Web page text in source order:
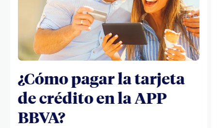
¿Cómo pagar la tarjeta
de crédito en la APP
BBVA?